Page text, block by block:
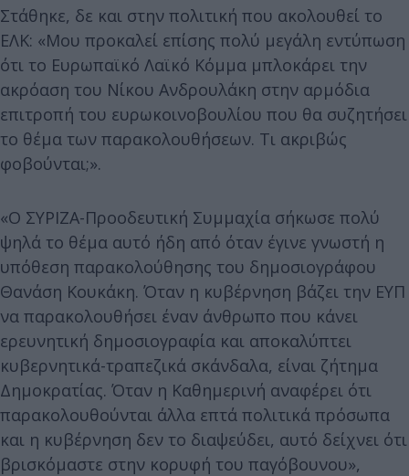
Στάθηκε, δε και στην πολιτική που ακολουθεί το
ΕΛΚ: «Μου προκαλεί επίσης πολύ μεγάλη εντύπωση
ότι το Ευρωπαϊκό Λαϊκό Κόμμα μπλοκάρει την
ακρόαση του Νίκου Ανδρουλάκη στην αρμόδια
επιτροπή του ευρωκοινοβουλίου που θα συζητήσει
το θέμα των παρακολουθήσεων. Τι ακριβώς
φοβούνται;».
«Ο ΣΥΡΙΖΑ-Προοδευτική Συμμαχία σήκωσε πολύ
ψηλά το θέμα αυτό ήδη από όταν έγινε γνωστή η
υπόθεση παρακολούθησης του δημοσιογράφου
Θανάση Κουκάκη. Όταν η κυβέρνηση βάζει την ΕΥΠ
να παρακολουθήσει έναν άνθρωπο που κάνει
ερευνητική δημοσιογραφία και αποκαλύπτει
κυβερνητικά-τραπεζικά σκάνδαλα, είναι ζήτημα
Δημοκρατίας. Όταν η Καθημερινή αναφέρει ότι
παρακολουθούνται άλλα επτά πολιτικά πρόσωπα
και η κυβέρνηση δεν το διαψεύδει, αυτό δείχνει ότι
βρισκόμαστε στην κορυφή του παγόβουνου»,